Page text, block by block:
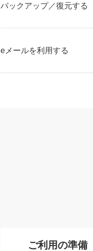
バックアップ／復元する
eメールを利用する
ご利用の準備